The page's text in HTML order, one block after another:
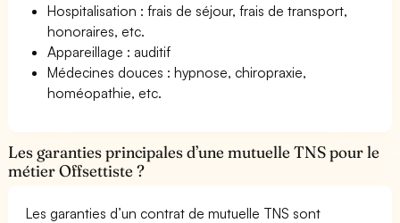
Hospitalisation : frais de séjour, frais de transport,
honoraires, etc.
Appareillage : auditif
Médecines douces : hypnose, chiropraxie,
homéopathie, etc.
Les garanties principales d’une mutuelle TNS pour le
métier Offsettiste ?
Les garanties d’un contrat de mutuelle TNS sont